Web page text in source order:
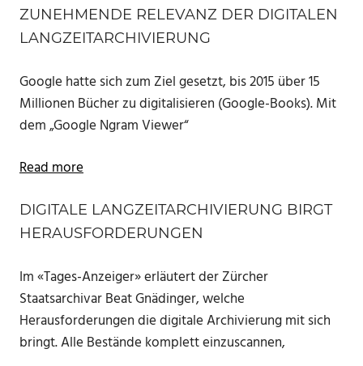
ZUNEHMENDE RELEVANZ DER DIGITALEN
LANGZEITARCHIVIERUNG
Google hatte sich zum Ziel gesetzt, bis 2015 über 15
Millionen Bücher zu digitalisieren (Google-Books). Mit
dem „Google Ngram Viewer“
Read more
DIGITALE LANGZEITARCHIVIERUNG BIRGT
HERAUSFORDERUNGEN
Im ­«Tages-Anzeiger» erläutert der Zürcher
Staatsarchivar Beat Gnädinger, welche
Herausforderungen die digitale Archivierung mit sich
bringt. Alle Bestände komplett einzuscannen,